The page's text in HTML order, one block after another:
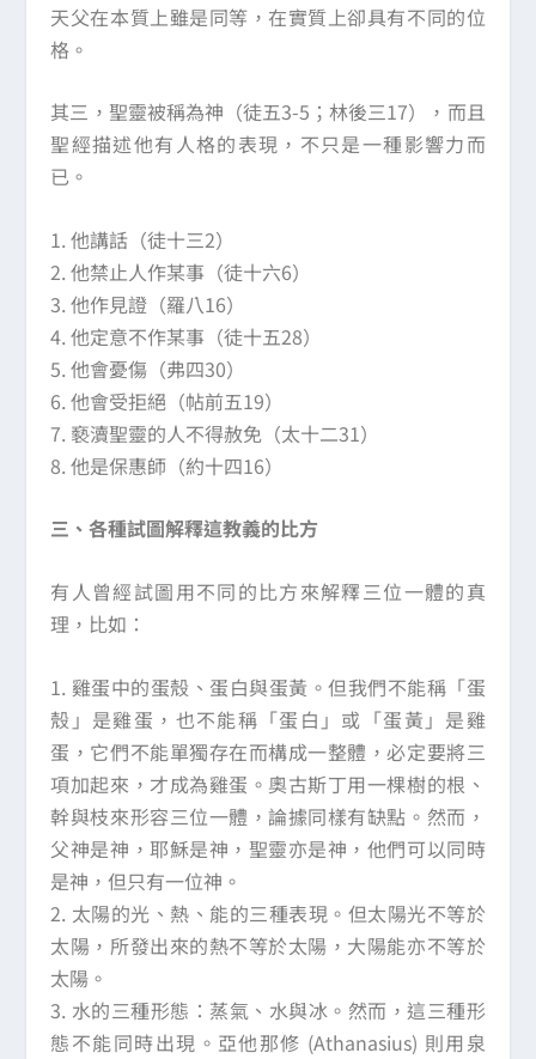
天父在本質上雖是同等，在實質上卻具有不同的位
格。
其三，聖靈被稱為神（徒五3-5；林後三17），而且
聖經描述他有人格的表現，不只是一種影響力而
已。
1. 他講話（徒十三2）
2. 他禁止人作某事（徒十六6）
3. 他作見證（羅八16）
4. 他定意不作某事（徒十五28）
5. 他會憂傷（弗四30）
6. 他會受拒絕（帖前五19）
7. 褻瀆聖靈的人不得赦免（太十二31）
8. 他是保惠師（約十四16）
三、各種試圖解釋這教義的比方
有人曾經試圖用不同的比方來解釋三位一體的真
理，比如：
1. 雞蛋中的蛋殼、蛋白與蛋黃。但我們不能稱「蛋
殼」是雞蛋，也不能稱「蛋白」或「蛋黃」是雞
蛋，它們不能單獨存在而構成一整體，必定要將三
項加起來，才成為雞蛋。奧古斯丁用一棵樹的根、
幹與枝來形容三位一體，論據同樣有缺點。然而，
父神是神，耶穌是神，聖靈亦是神，他們可以同時
是神，但只有一位神。
2. 太陽的光、熱、能的三種表現。但太陽光不等於
太陽，所發出來的熱不等於太陽，大陽能亦不等於
太陽。
3. 水的三種形態：蒸氣、水與冰。然而，這三種形
態不能同時出現。亞他那修 (Athanasius) 則用泉